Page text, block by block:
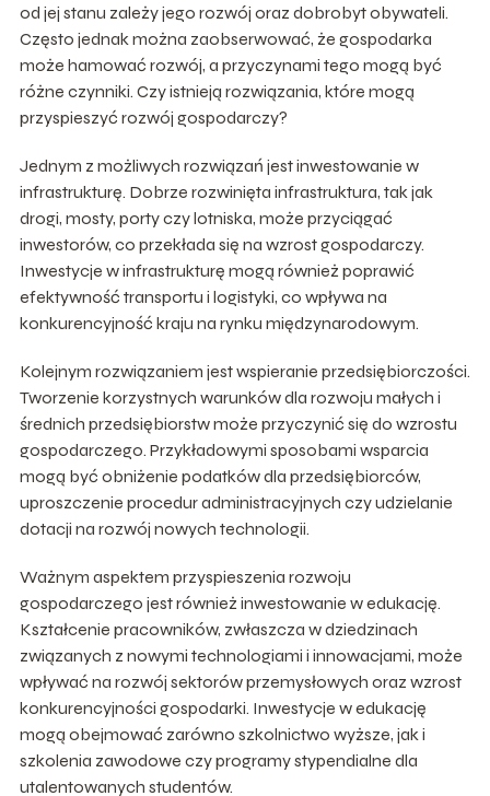
od jej stanu zależy jego rozwój oraz dobrobyt obywateli.
Często jednak można zaobserwować, że gospodarka
może hamować rozwój, a przyczynami tego mogą być
różne czynniki. Czy istnieją rozwiązania, które mogą
przyspieszyć rozwój gospodarczy?
Jednym z możliwych rozwiązań jest inwestowanie w
infrastrukturę. Dobrze rozwinięta infrastruktura, tak jak
drogi, mosty, porty czy lotniska, może przyciągać
inwestorów, co przekłada się na wzrost gospodarczy.
Inwestycje w infrastrukturę mogą również poprawić
efektywność transportu i logistyki, co wpływa na
konkurencyjność kraju na rynku międzynarodowym.
Kolejnym rozwiązaniem jest wspieranie przedsiębiorczości.
Tworzenie korzystnych warunków dla rozwoju małych i
średnich przedsiębiorstw może przyczynić się do wzrostu
gospodarczego. Przykładowymi sposobami wsparcia
mogą być obniżenie podatków dla przedsiębiorców,
uproszczenie procedur administracyjnych czy udzielanie
dotacji na rozwój nowych technologii.
Ważnym aspektem przyspieszenia rozwoju
gospodarczego jest również inwestowanie w edukację.
Kształcenie pracowników, zwłaszcza w dziedzinach
związanych z nowymi technologiami i innowacjami, może
wpływać na rozwój sektorów przemysłowych oraz wzrost
konkurencyjności gospodarki. Inwestycje w edukację
mogą obejmować zarówno szkolnictwo wyższe, jak i
szkolenia zawodowe czy programy stypendialne dla
utalentowanych studentów.